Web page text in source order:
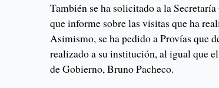
También se ha solicitado a la
que informe sobre las visitas que ha
Asimismo, se ha pedido a Provías que
realizado a su institución, al igual que
de Gobierno, Bruno Pacheco.